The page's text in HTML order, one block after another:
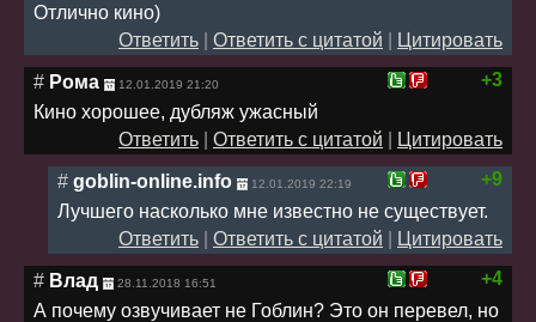
Отлично кино)
Ответить
Ответить с цитатой
Цитировать
+3
# Рома 12.01.2019 21:20
Кино хорошее, дубляж ужасный
Ответить
Ответить с цитатой
Цитировать
+9
# goblin-online.info 12.01.2019 22:19
Лучшего насколько мне известно не существует.
Ответить
Ответить с цитатой
Цитировать
+4
# Влад 28.11.2018 16:51
А почему озвучивает не Гоблин? Это он перевел, но